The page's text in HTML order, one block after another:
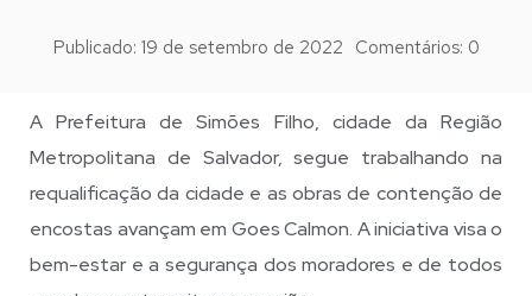
Publicado: 19 de setembro de 2022 Comentários: 0
A Prefeitura de Simões Filho, cidade da Região
Metropolitana de Salvador, segue trabalhando na
requalificação da cidade e as obras de contenção de
encostas avançam em Goes Calmon. A iniciativa visa o
bem-estar e a segurança dos moradores e de todos